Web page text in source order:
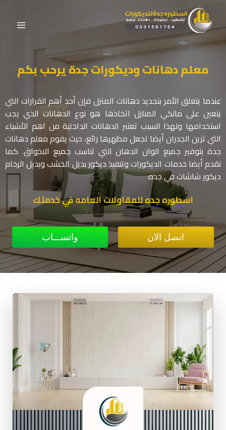
معلم دهانات وديكورات جدة يرحب بكم
عندما يتعلق الأمر بتجديد دهانات المنزل فإن أحد أهم القرارات التي
يتعين على مالكي المنازل اتخاذها هو نوع الدهانات الذي يجب
استخدامها ولهذا السبب تعتبر الدهانات الداخلية من اهم الأشياء
التي تزين الجدران أيضا تجعل مظهرها رائع، حيث يقوم معلم دهانات
جدة بتوفير جميع الوان الدهان التي تناسب جميع الاذواق. كما
نقدم أيضا خدمات الديكورات وتنفيذ ديكور بديل الخشب وبديل الرخام
ديكور شاشات في جده
اسطوره جده للمقاولات العامه في خدمتك
اتصل الان واتســـاب